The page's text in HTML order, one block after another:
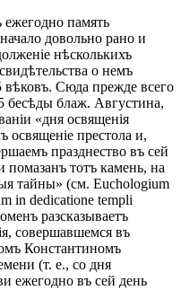
память
довольно рано и
нѣсколькихъ
о немъ
вѣковъ. Сюда прежде всего
бесѣды блаж. Августина,
«дня освященія
освященіе престола и,
празднество въ сей
помазанъ тотъ камень, на
тайны» (см. Euchologium
in dedicatione templi
разсказываетъ
совершавшемся въ
Константиномъ
(т. е., со дня
ежегодно въ сей день